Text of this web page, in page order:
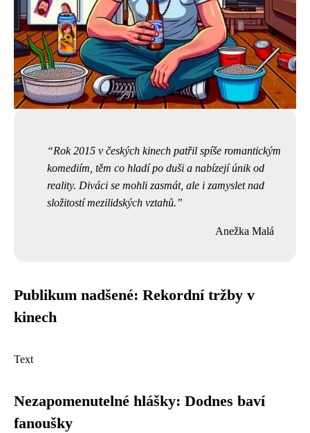
Rok 2015 v českých kinech patřil spíše romantickým
komediím, těm co hladí po duši a nabízejí únik od
reality. Diváci se mohli zasmát, ale i zamyslet nad
složitostí mezilidských vztahů.
Anežka Malá
Publikum nadšené: Rekordní tržby v
kinech
Text
Nezapomenutelné hlášky: Dodnes baví
fanoušky